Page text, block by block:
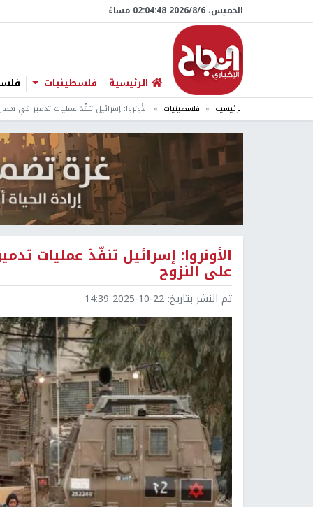
الخميس، 6/‏8/‏2026 02:04:49 مساءً
الرئيسية فلسطينيات
الرئيسية فلسطينيات الأونروا: إسرائيل تنفّذ عمليات تدمير في
الأونروا: إسرائيل تنفّذ عمليات
على النزوح
تم النشر بتاريخ: 2025-10-22 14:39